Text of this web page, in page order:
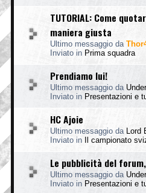
TUTORIAL: Come
maniera giusta
Ultimo messaggio da
Inviato in Prima squadra
Prendiamo lui!
Ultimo messaggio da
Inviato in Presentazioni e
HC Ajoie
Ultimo messaggio da Lord
Inviato in
Il campionato
Le pubblicità del
Ultimo messaggio da
Inviato in Presentazioni e